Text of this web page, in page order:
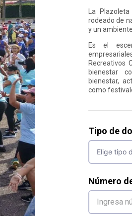
La
rodeado de
y un
Es el
Recreativos
bienestar
bienestar,
como
Tipo de
Número